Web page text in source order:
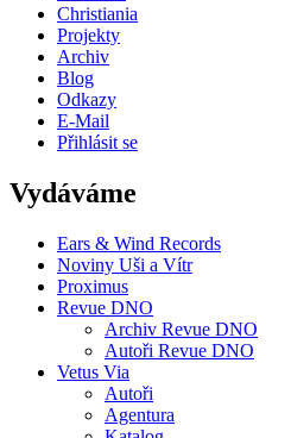
Christiania
Projekty
Archiv
Blog
Odkazy
E-Mail
Přihlásit se
Vydáváme
Ears & Wind Records
Noviny Uši a Vítr
Proximus
Revue DNO
Archiv Revue DNO
Autoři Revue DNO
Vetus Via
Autoři
Agentura